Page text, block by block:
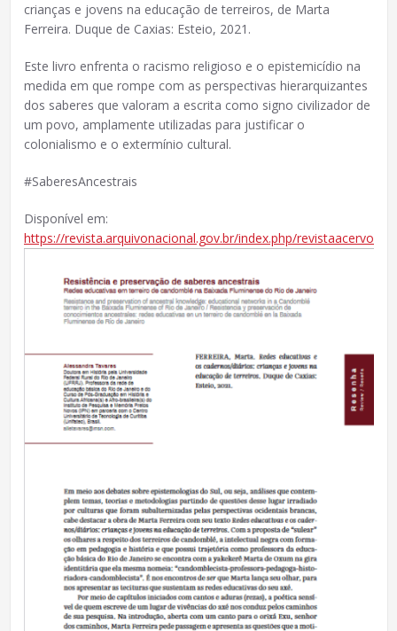
crianças e jovens na educação de terreiros, de Marta
Ferreira. Duque de Caxias: Esteio, 2021.
Este livro enfrenta o racismo religioso e o epistemicídio na
medida em que rompe com as perspectivas hierarquizantes
dos saberes que valoram a escrita como signo civilizador de
um povo, amplamente utilizadas para justificar o
colonialismo e o extermínio cultural.
#SaberesAncestrais
Disponível em:
https://revista.arquivonacional.gov.br/index.php/revistaacervo/